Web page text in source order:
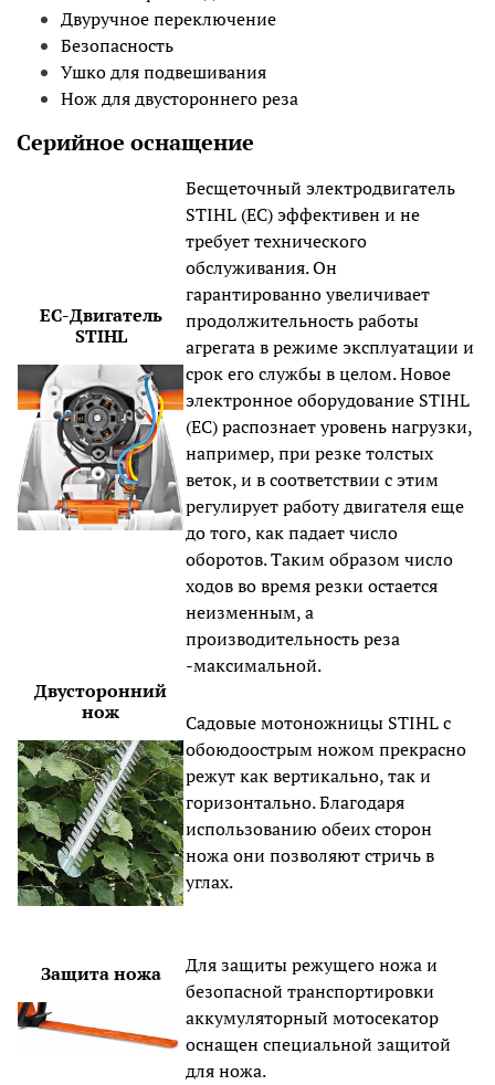
Двуручное переключение
Безопасность
Ушко для подвешивания
Нож для двустороннего реза
Серийное оснащение
EC-Двигатель
STIHL
Бесщеточный электродвигатель
STIHL (EC) эффективен и не
требует технического
обслуживания. Он
гарантированно увеличивает
продолжительность работы
агрегата в режиме эксплуатации и
срок его службы в целом. Новое
электронное оборудование STIHL
(ЕС) распознает уровень нагрузки,
например, при резке толстых
веток, и в соответствии с этим
регулирует работу двигателя еще
до того, как падает число
оборотов. Таким образом число
ходов во время резки остается
неизменным, а
производительность реза
-максимальной.
Двусторонний
нож
Садовые мотоножницы STIHL с
обоюдоострым ножом прекрасно
режут как вертикально, так и
горизонтально. Благодаря
использованию обеих сторон
ножа они позволяют стричь в
углах.
Защита ножа
Для защиты режущего ножа и
безопасной транспортировки
аккумуляторный мотосекатор
оснащен специальной защитой
для ножа.